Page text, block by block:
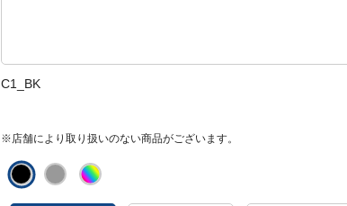
C1_BK
※店舗により取り扱いのない商品がございます。